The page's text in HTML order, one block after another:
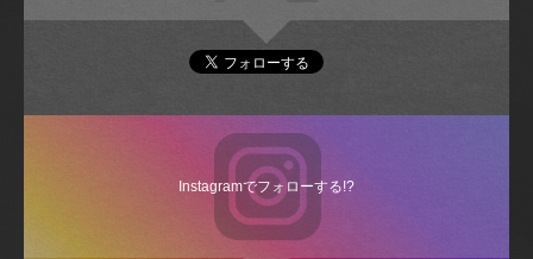
Instagramでフォローする!?